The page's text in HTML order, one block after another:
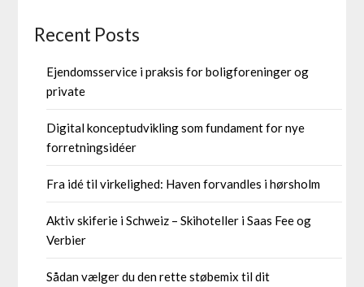
Recent Posts
Ejendomsservice i praksis for boligforeninger og
private
Digital konceptudvikling som fundament for nye
forretningsidéer
Fra idé til virkelighed: Haven forvandles i hørsholm
Aktiv skiferie i Schweiz – Skihoteller i Saas Fee og
Verbier
Sådan vælger du den rette støbemix til dit